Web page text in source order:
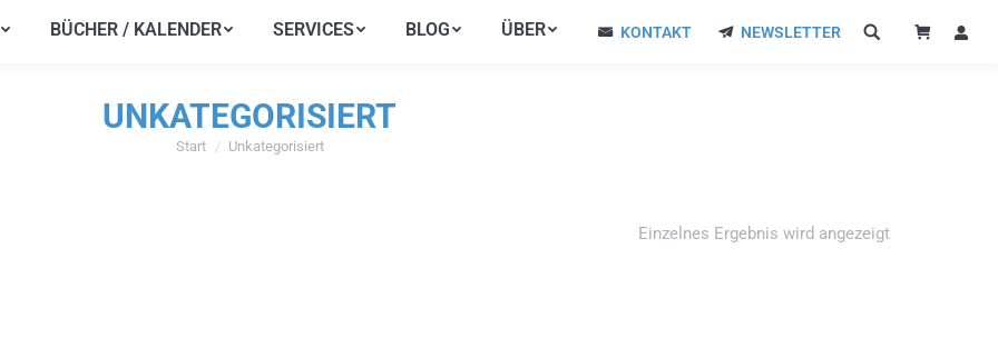
BÜCHER / KALENDER SERVICES BLOG ÜBER KONTAKT NEWSLETTER
UNKATEGORISIERT
Sie befinden sich hier:
Start Unkategorisiert
Einzelnes Ergebnis wird angezeigt
BÜCHER / KALENDER SERVICES BLOG ÜBER KONTAKT NEWSLETTER